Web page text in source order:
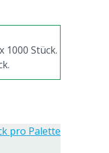
1000 Stück.
pro Palette